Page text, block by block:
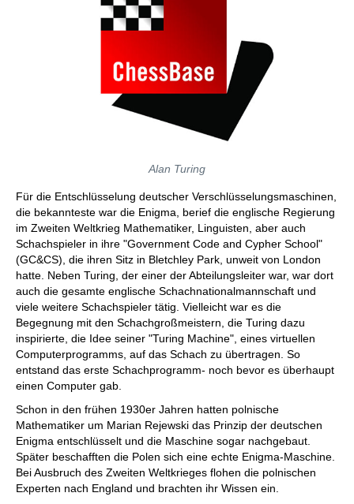
Alan Turing
Für die Entschlüsselung deutscher Verschlüsselungsmaschinen,
die bekannteste war die Enigma, berief die englische Regierung
im Zweiten Weltkrieg Mathematiker, Linguisten, aber auch
Schachspieler in ihre "Government Code and Cypher School"
(GC&CS), die ihren Sitz in Bletchley Park, unweit von London
hatte. Neben Turing, der einer der Abteilungsleiter war, war dort
auch die gesamte englische Schachnationalmannschaft und
viele weitere Schachspieler tätig. Vielleicht war es die
Begegnung mit den Schachgroßmeistern, die Turing dazu
inspirierte, die Idee seiner "Turing Machine", eines virtuellen
Computerprogramms, auf das Schach zu übertragen. So
entstand das erste Schachprogramm- noch bevor es überhaupt
einen Computer gab.
Schon in den frühen 1930er Jahren hatten polnische
Mathematiker um Marian Rejewski das Prinzip der deutschen
Enigma entschlüsselt und die Maschine sogar nachgebaut.
Später beschafften die Polen sich eine echte Enigma-Maschine.
Bei Ausbruch des Zweiten Weltkrieges flohen die polnischen
Experten nach England und brachten ihr Wissen ein.